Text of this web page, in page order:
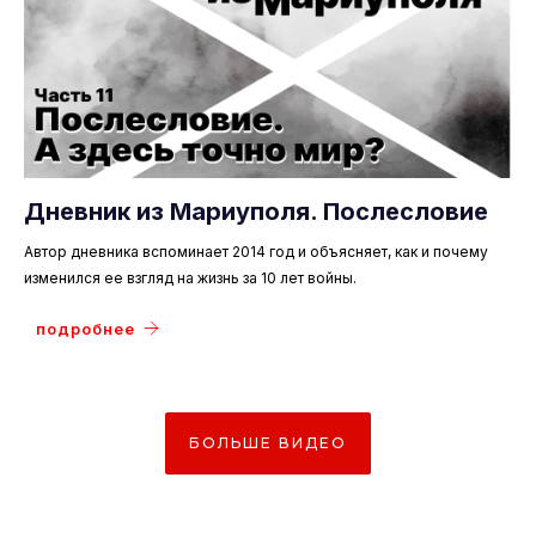
Дневник из Мариуполя. Послесловие
Автор дневника вспоминает 2014 год и объясняет, как и почему
изменился ее взгляд на жизнь за 10 лет войны.
подробнее
БОЛЬШЕ ВИДЕО